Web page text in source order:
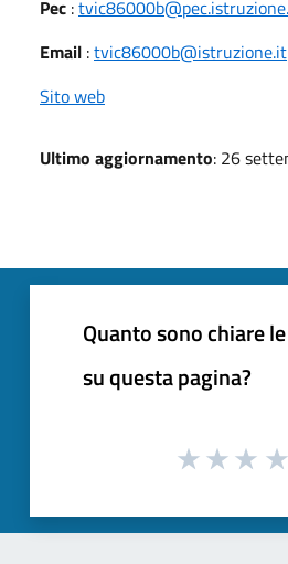
Pec :
Email :tvic86000b@istruzione.it
Sito web
Ultimo aggiornamento: 26
Quanto sono chiare
su questa pagina?